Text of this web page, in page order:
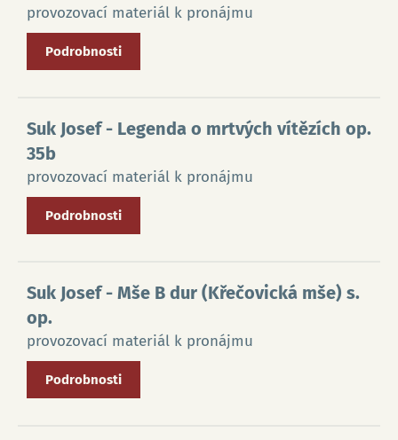
provozovací materiál k pronájmu
Podrobnosti
Suk Josef- Legenda o mrtvých vítězích op.
35b
provozovací materiál k pronájmu
Podrobnosti
Suk Josef- Mše B dur (Křečovická mše) s.
op.
provozovací materiál k pronájmu
Podrobnosti